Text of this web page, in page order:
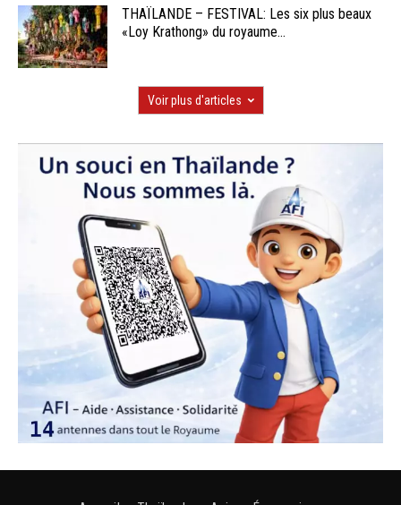
THAÏLANDE – FESTIVAL: Les six plus beaux
«Loy Krathong» du royaume...
Voir plus d'articles